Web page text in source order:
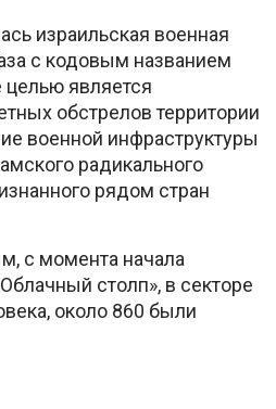
израильская военная
с кодовым названием
целью является
обстрелов территории
военной инфраструктуры
радикального
рядом стран
с момента начала
столп», в секторе
около 860 были